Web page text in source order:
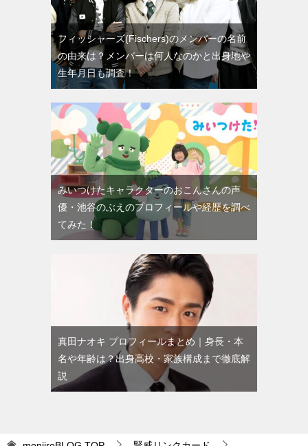
フィッシャーズ(Fischers)のメンバーの名前
の由来は？メンバーは何人なのかと出身地や
生年月日も調査！
みいつけたキャラクターのおこんさんの声
優・池谷のぶえのプロフィールや経歴を調べ
てみた！
真田ナオキ プロフィールまとめ｜身長・本
名や年齢は？出身高校・家族構成まで徹底解
説